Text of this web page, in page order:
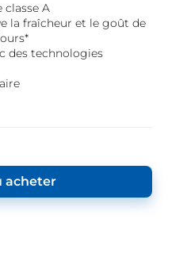
classe A
la fraîcheur et le goût de
des technologies
acheter